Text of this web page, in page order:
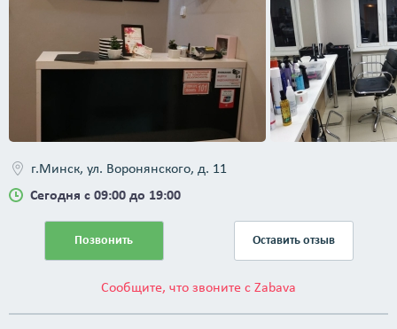
г.Минск, ул. Воронянского, д. 11
Сегодня с 09:00 до 19:00
Позвонить Оставить отзыв
Сообщите, что звоните с Zabava